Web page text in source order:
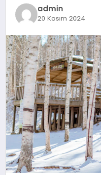
SIYASET
YAŞAM
DÜNYA
SAĞLIK
EĞITIM
admin
20 Kasım 2024